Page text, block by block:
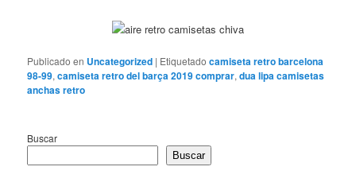
Publicado en Uncategorized | Etiquetado camiseta retro barcelona
98-99,camiseta retro del barça 2019 comprar,dua lipa camisetas
anchas retro
Buscar
Buscar